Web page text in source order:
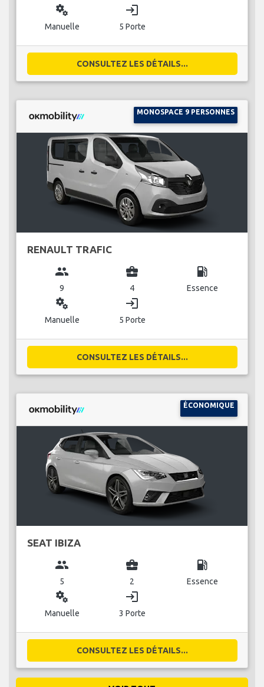
miscellaneous_services
Manuelle
login
5 Porte
CONSULTEZ LES DÉTAILS...
MONOSPACE 9 PERSONNES
RENAULT TRAFIC
group
9
business_center
4
local_gas_station
Essence
miscellaneous_services
Manuelle
login
5 Porte
CONSULTEZ LES DÉTAILS...
ÉCONOMIQUE
SEAT IBIZA
group
5
business_center
2
local_gas_station
Essence
miscellaneous_services
Manuelle
login
3 Porte
CONSULTEZ LES DÉTAILS...